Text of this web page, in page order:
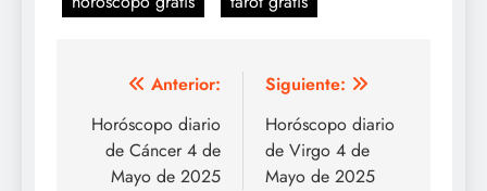
Navegación
de
entradas
Anterior:
Horóscopo diario
de Cáncer 4 de
Mayo de 2025
Siguiente:
Horóscopo diario
de Virgo 4 de
Mayo de 2025